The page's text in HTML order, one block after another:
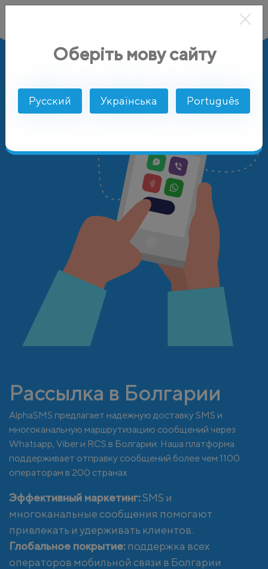
Рассылка в Болгарии
AlphaSMS предлагает надежную доставку SMS и
многоканальную маршрутизацию сообщений через
Whatsapp, Viber и RCS в Болгарии. Наша платформа
поддерживает отправку сообщений более чем 1100
операторам в 200 странах
Эффективный маркетинг:SMS и
многоканальные сообщения помогают
привлекать и удерживать клиентов.
Глобальное покрытие:поддержка всех
операторов мобильной связи в Болгарии
Оберіть мову сайту
Русский Українська Português